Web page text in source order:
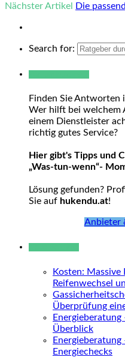
Nächster Artikel
Die
Search for:
Finden Sie Antworten
Wer hilft bei welchem
einem Dienstleister
richtig gutes Service?
Hier gibt's Tipps und
„Was-tun-wenn“-
Lösung gefunden?
Sie auf hukendu.at!
Anbieter
Kosten:
Reifenwechsel
Überprüfung
Überblick
Energiechecks